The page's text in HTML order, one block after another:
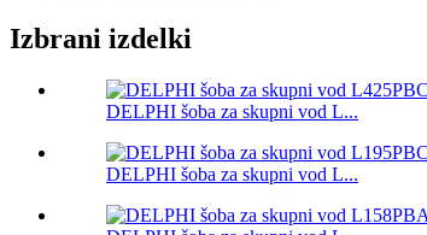
Izbrani izdelki
DELPHI šoba za skupni vod L...
DELPHI šoba za skupni vod L...